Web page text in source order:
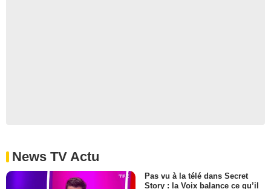
News TV Actu
Pas vu à la télé dans Secret
Story : la Voix balance ce qu’il